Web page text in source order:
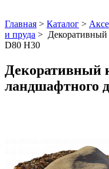
Главная > Каталог >
и пруда > Декоративный
D80 H30
Декоративный
ландшафтного